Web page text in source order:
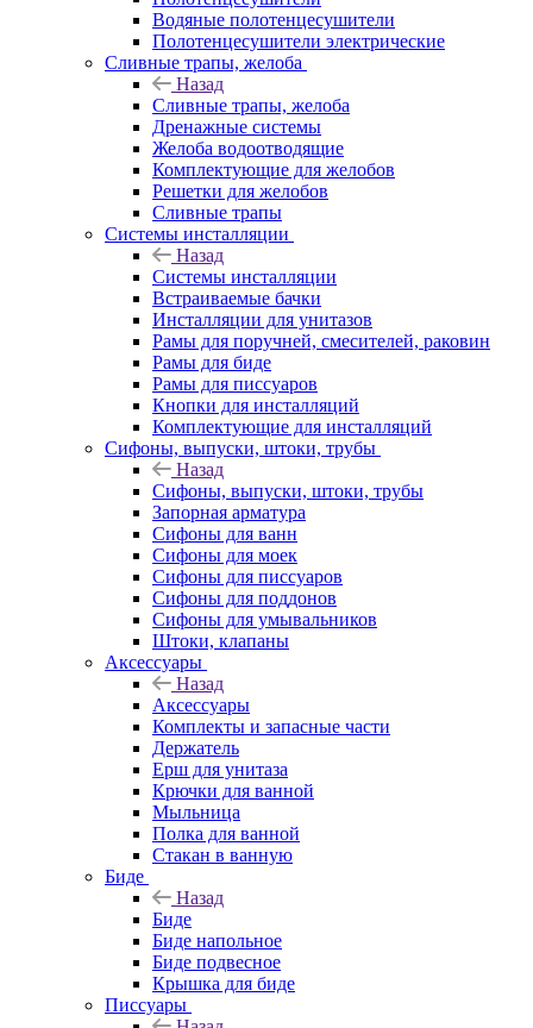
Водяные полотенцесушители
Полотенцесушители электрические
Сливные трапы, желоба
Назад
Сливные трапы, желоба
Дренажные системы
Желоба водоотводящие
Комплектующие для желобов
Решетки для желобов
Сливные трапы
Системы инсталляции
Назад
Системы инсталляции
Встраиваемые бачки
Инсталляции для унитазов
Рамы для поручней, смесителей, раковин
Рамы для биде
Рамы для писсуаров
Кнопки для инсталляций
Комплектующие для инсталляций
Сифоны, выпуски, штоки, трубы
Назад
Сифоны, выпуски, штоки, трубы
Запорная арматура
Сифоны для ванн
Сифоны для моек
Сифоны для писсуаров
Сифоны для поддонов
Сифоны для умывальников
Штоки, клапаны
Аксессуары
Назад
Аксессуары
Комплекты и запасные части
Держатель
Ерш для унитаза
Крючки для ванной
Мыльница
Полка для ванной
Стакан в ванную
Биде
Назад
Биде
Биде напольное
Биде подвесное
Крышка для биде
Писсуары